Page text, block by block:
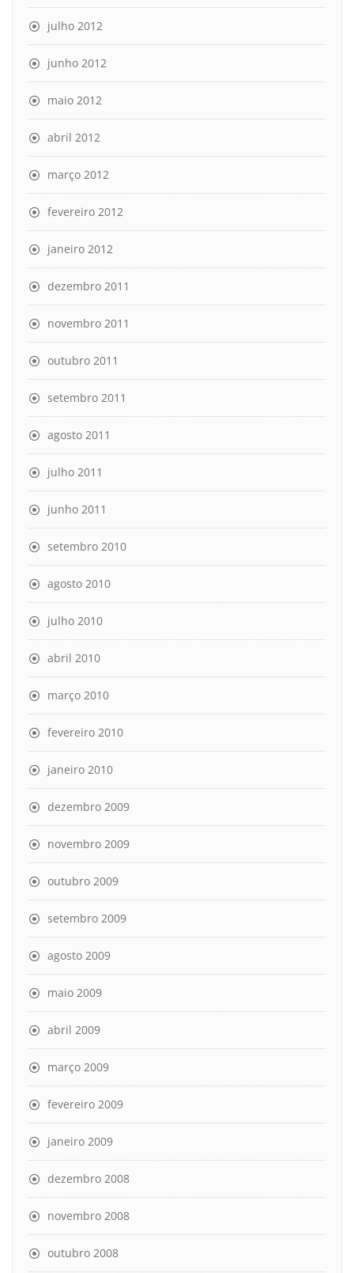
julho 2012
junho 2012
maio 2012
abril 2012
março 2012
fevereiro 2012
janeiro 2012
dezembro 2011
novembro 2011
outubro 2011
setembro 2011
agosto 2011
julho 2011
junho 2011
setembro 2010
agosto 2010
julho 2010
abril 2010
março 2010
fevereiro 2010
janeiro 2010
dezembro 2009
novembro 2009
outubro 2009
setembro 2009
agosto 2009
maio 2009
abril 2009
março 2009
fevereiro 2009
janeiro 2009
dezembro 2008
novembro 2008
outubro 2008